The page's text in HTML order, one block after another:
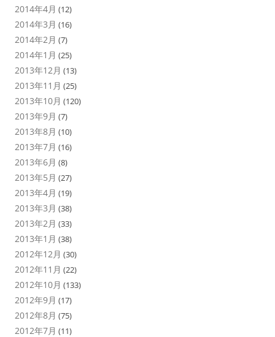
2014年4月 (12)
2014年3月 (16)
2014年2月 (7)
2014年1月 (25)
2013年12月 (13)
2013年11月 (25)
2013年10月 (120)
2013年9月 (7)
2013年8月 (10)
2013年7月 (16)
2013年6月 (8)
2013年5月 (27)
2013年4月 (19)
2013年3月 (38)
2013年2月 (33)
2013年1月 (38)
2012年12月 (30)
2012年11月 (22)
2012年10月 (133)
2012年9月 (17)
2012年8月 (75)
2012年7月 (11)